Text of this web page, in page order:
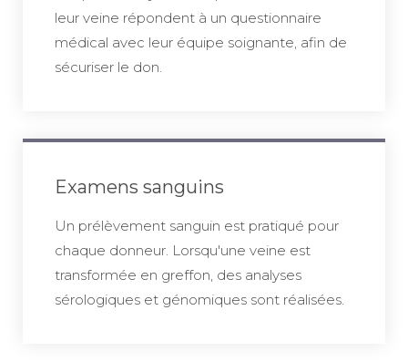
leur veine répondent à un questionnaire
médical avec leur équipe soignante, afin de
sécuriser le don.
Examens sanguins
Un prélèvement sanguin est pratiqué pour
chaque donneur. Lorsqu'une veine est
transformée en greffon, des analyses
sérologiques et génomiques sont réalisées.